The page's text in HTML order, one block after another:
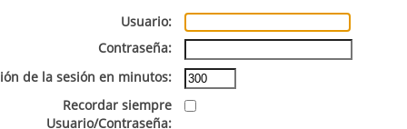
Usuario:
Contraseña:
de la sesión en minutos:
Recordar siempre
Usuario/Contraseña: